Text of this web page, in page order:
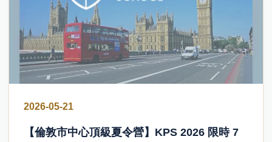
2026-05-21
【倫敦市中心頂級夏令營】KPS 2026 限時 7